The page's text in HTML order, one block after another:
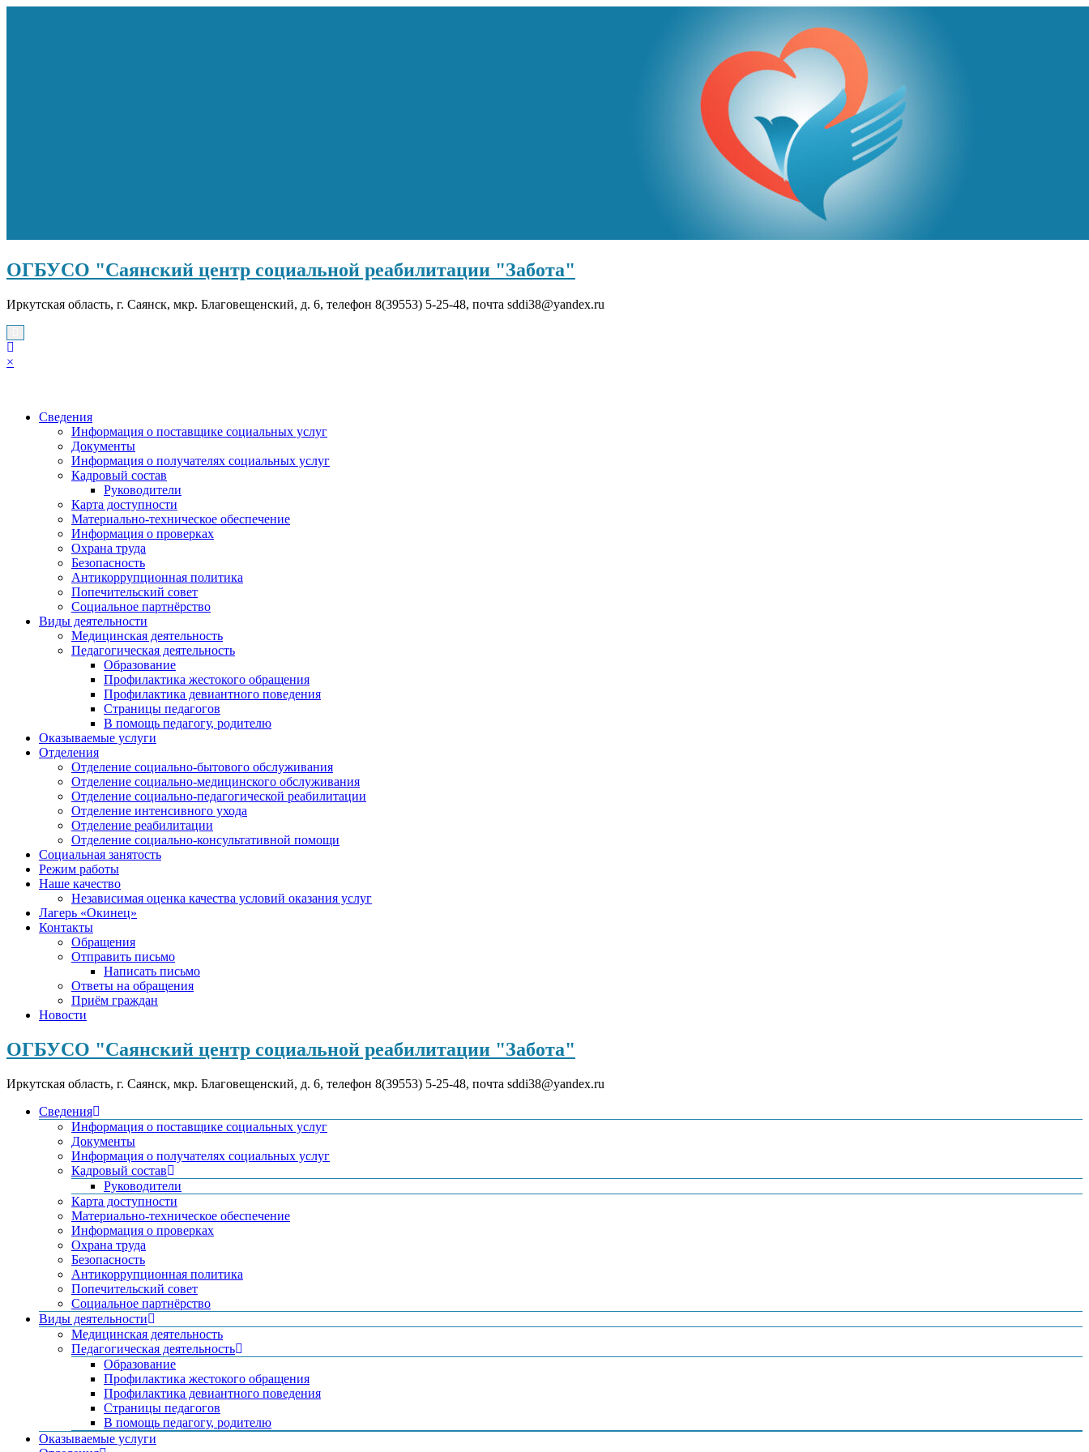
ОГБУСО "Саянский центр социальной реабилитации "Забота"
Иркутская область, г. Саянск, мкр. Благовещенский, д. 6, телефон 8(39553) 5-25-48, почта sddi38@yandex.ru
×
Сведения
Информация о поставщике социальных услуг
Документы
Информация о получателях социальных услуг
Кадровый состав
Руководители
Карта доступности
Материально-техническое обеспечение
Информация о проверках
Охрана труда
Безопасность
Антикоррупционная политика
Попечительский совет
Социальное партнёрство
Виды деятельности
Медицинская деятельность
Педагогическая деятельность
Образование
Профилактика жестокого обращения
Профилактика девиантного поведения
Страницы педагогов
В помощь педагогу, родителю
Оказываемые услуги
Отделения
Отделение социально-бытового обслуживания
Отделение социально-медицинского обслуживания
Отделение социально-педагогической реабилитации
Отделение интенсивного ухода
Отделение реабилитации
Отделение социально-консультативной помощи
Социальная занятость
Режим работы
Наше качество
Независимая оценка качества условий оказания услуг
Лагерь «Окинец»
Контакты
Обращения
Отправить письмо
Написать письмо
Ответы на обращения
Приём граждан
Новости
ОГБУСО "Саянский центр социальной реабилитации "Забота"
Иркутская область, г. Саянск, мкр. Благовещенский, д. 6, телефон 8(39553) 5-25-48, почта sddi38@yandex.ru
Сведения
Информация о поставщике социальных услуг
Документы
Информация о получателях социальных услуг
Кадровый состав
Руководители
Карта доступности
Материально-техническое обеспечение
Информация о проверках
Охрана труда
Безопасность
Антикоррупционная политика
Попечительский совет
Социальное партнёрство
Виды деятельности
Медицинская деятельность
Педагогическая деятельность
Образование
Профилактика жестокого обращения
Профилактика девиантного поведения
Страницы педагогов
В помощь педагогу, родителю
Оказываемые услуги